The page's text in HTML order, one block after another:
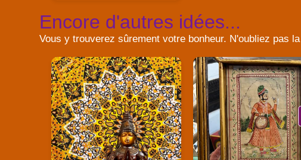
Encore d'autres idées...
Vous y trouverez sûrement votre bonheur. N'oubliez pas la